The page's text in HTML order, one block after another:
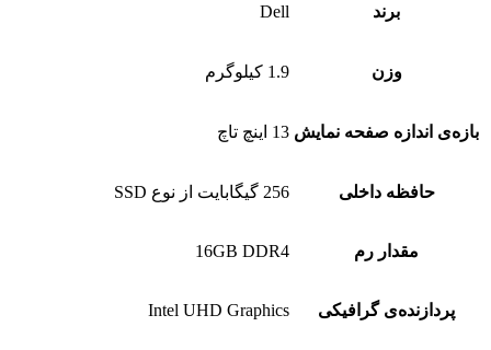
برند Dell
وزن 1.9 کیلوگرم
بازه‌ی اندازه صفحه نمایش 13 اینچ تاچ
حافظه داخلی 256 گیگابایت از نوع SSD
مقدار رم 16GB DDR4
پردازنده‌ی گرافیکی Intel UHD Graphics